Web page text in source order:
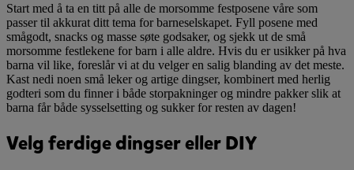
Start med å ta en titt på alle de morsomme festposene våre som
passer til akkurat ditt tema for barneselskapet. Fyll posene med
smågodt, snacks og masse søte godsaker, og sjekk ut de små
morsomme festlekene for barn i alle aldre. Hvis du er usikker på hva
barna vil like, foreslår vi at du velger en salig blanding av det meste.
Kast nedi noen små leker og artige dingser, kombinert med herlig
godteri som du finner i både storpakninger og mindre pakker slik at
barna får både sysselsetting og sukker for resten av dagen!
Velg ferdige dingser eller DIY